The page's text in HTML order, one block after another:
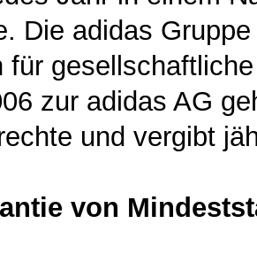
Die adidas
für
zur adidas AG
und vergibt
von